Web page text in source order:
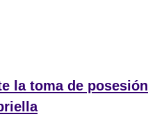
la toma de posesión